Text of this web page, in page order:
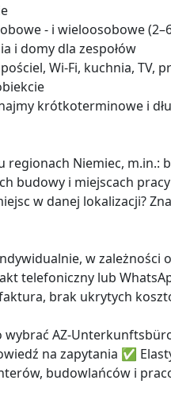
- i wieloosobowe
i domy dla zespołów
Wi-Fi, kuchnia, TV,
krótkoterminowe i
regionach Niemiec, m.in.:
budowy i miejscach pracy
w danej lokalizacji?
w zależności
telefoniczny lub
brak ukrytych
wybrać AZ-
na zapytania ✅
budowlańców i